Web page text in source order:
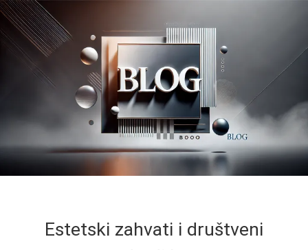
Estetski zahvati i društveni